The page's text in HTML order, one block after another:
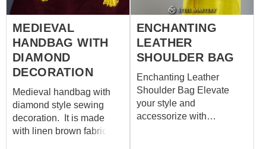
MEDIEVAL
HANDBAG WITH
DIAMOND
DECORATION
Medieval handbag with
diamond style sewing
decoration. It is made
with linen brown fabric
ENCHANTING
LEATHER
SHOULDER BAG
Enchanting Leather
Shoulder Bag Elevate
your style and
accessorize with